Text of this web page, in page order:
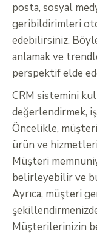
posta, sosyal
geribildirimleri
edebilirsiniz.
anlamak ve
perspektif elde
CRM sistemini
değerlendirmek,
Öncelikle,
ürün ve
Müşteri
belirleyebilir ve
Ayrıca, müşteri
Müşterilerinizin